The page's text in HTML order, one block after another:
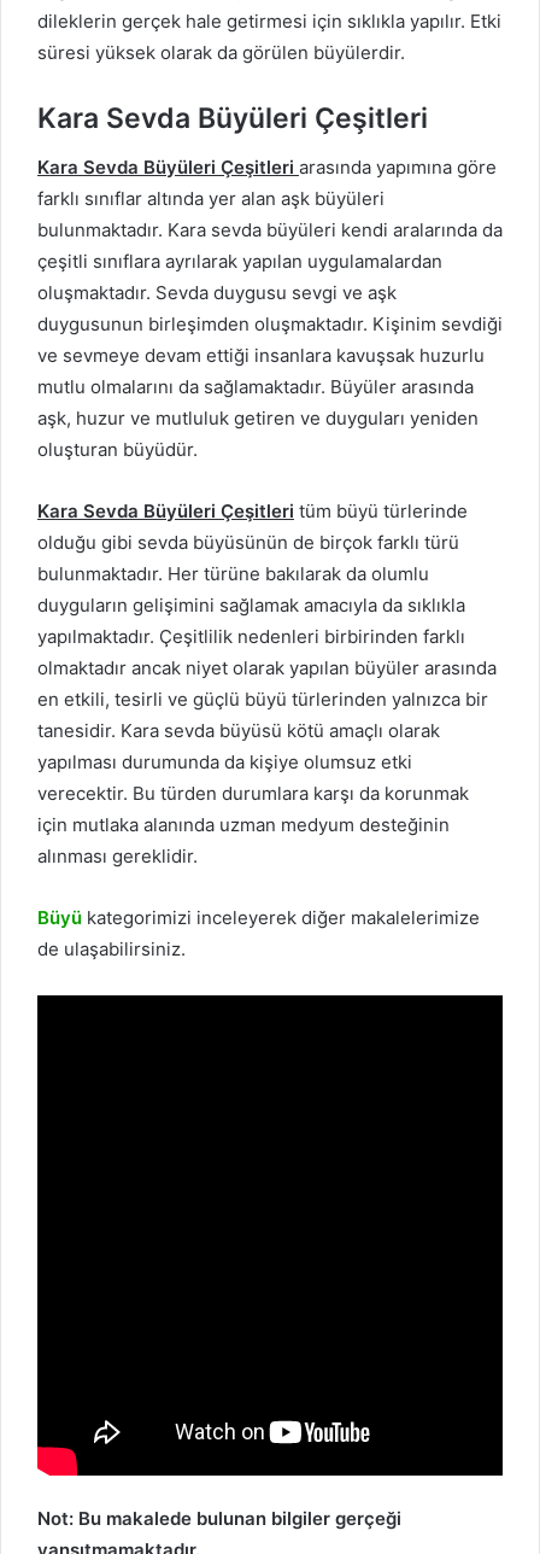
dileklerin gerçek hale getirmesi için sıklıkla yapılır. Etki
süresi yüksek olarak da görülen büyülerdir.
Kara Sevda Büyüleri Çeşitleri
Kara Sevda Büyüleri Çeşitleri arasında yapımına göre
farklı sınıflar altında yer alan aşk büyüleri
bulunmaktadır. Kara sevda büyüleri kendi aralarında da
çeşitli sınıflara ayrılarak yapılan uygulamalardan
oluşmaktadır. Sevda duygusu sevgi ve aşk
duygusunun birleşimden oluşmaktadır. Kişinim sevdiği
ve sevmeye devam ettiği insanlara kavuşsak huzurlu
mutlu olmalarını da sağlamaktadır. Büyüler arasında
aşk, huzur ve mutluluk getiren ve duyguları yeniden
oluşturan büyüdür.
Kara Sevda Büyüleri Çeşitleri tüm büyü türlerinde
olduğu gibi sevda büyüsünün de birçok farklı türü
bulunmaktadır. Her türüne bakılarak da olumlu
duyguların gelişimini sağlamak amacıyla da sıklıkla
yapılmaktadır. Çeşitlilik nedenleri birbirinden farklı
olmaktadır ancak niyet olarak yapılan büyüler arasında
en etkili, tesirli ve güçlü büyü türlerinden yalnızca bir
tanesidir. Kara sevda büyüsü kötü amaçlı olarak
yapılması durumunda da kişiye olumsuz etki
verecektir. Bu türden durumlara karşı da korunmak
için mutlaka alanında uzman medyum desteğinin
alınması gereklidir.
Büyü kategorimizi inceleyerek diğer makalelerimize
de ulaşabilirsiniz.
Not: Bu makalede bulunan bilgiler gerçeği
yansıtmamaktadır.